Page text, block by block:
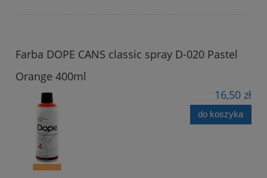
Farba DOPE CANS classic spray D-020 Pastel
Orange 400ml
16,50 zł
do koszyka